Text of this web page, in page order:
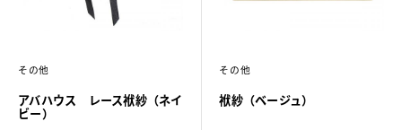
その他
アバハウス レース袱紗（ネイ
ビー）
その他
袱紗（ベージュ）